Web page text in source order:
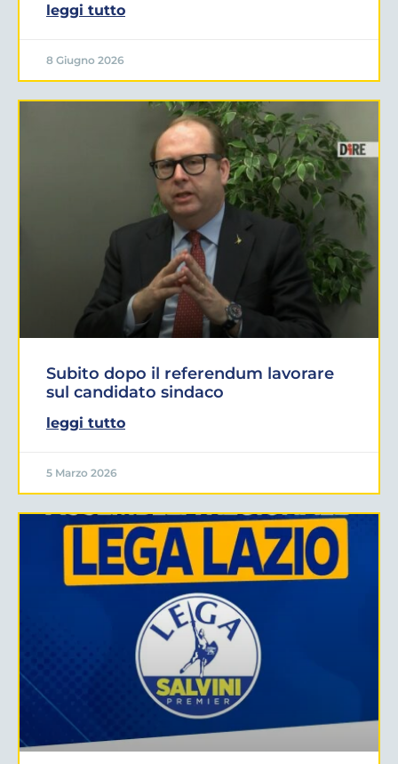
leggi tutto
8 Giugno 2026
Subito dopo il referendum lavorare
sul candidato sindaco
leggi tutto
5 Marzo 2026